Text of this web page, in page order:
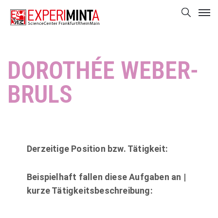
Derzeitige Position bzw. Tätigkeit:
Beispielhaft fallen diese Aufgaben an |
kurze Tätigkeitsbeschreibung:
DOROTHÉE WEBER-
BRULS